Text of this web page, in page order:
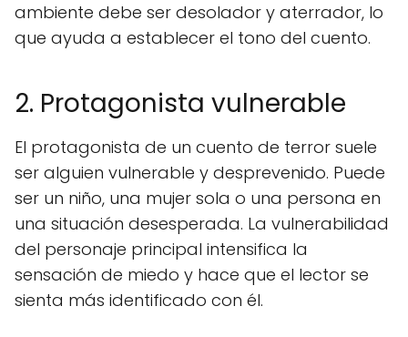
ambiente debe ser desolador y aterrador, lo
que ayuda a establecer el tono del cuento.
2. Protagonista vulnerable
El protagonista de un cuento de terror suele
ser alguien vulnerable y desprevenido. Puede
ser un niño, una mujer sola o una persona en
una situación desesperada. La vulnerabilidad
del personaje principal intensifica la
sensación de miedo y hace que el lector se
sienta más identificado con él.